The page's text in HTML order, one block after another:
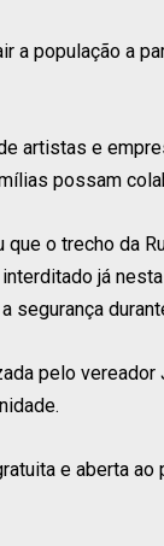
a população a
artistas e
possam
que o trecho da
já
segurança
pelo
e aberta ao